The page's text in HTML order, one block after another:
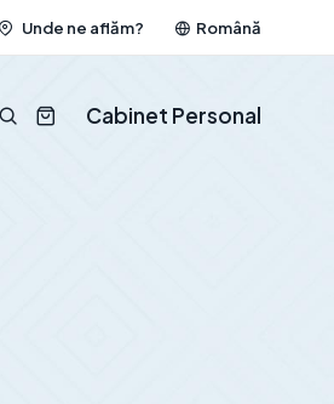
Unde ne aflăm? Română
Cabinet Personal